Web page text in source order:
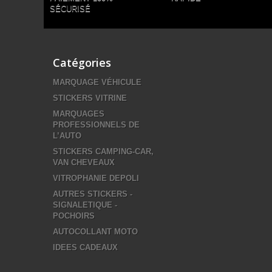
SÉCURISÉ
Catégories
MARQUAGE VÉHICULE
STICKERS VITRINE
MARQUAGES
PROFESSIONNELS DE
L’AUTO
STICKERS CAMPING-CAR,
VAN CHEVEAUX
VITROPHANIE DEPOLI
AUTRES STICKERS -
SIGNALETIQUE -
POCHOIRS
AUTOCOLLANT MOTO
IDEES CADEAUX